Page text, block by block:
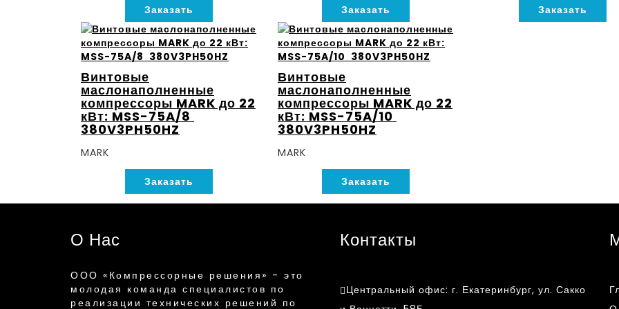
Заказать Заказать Заказать
Винтовые
маслонаполненные
компрессоры MARK до 22
кВт: MSS-75A/8
380V3PH50HZ
MARK
Заказать
Винтовые
маслонаполненные
компрессоры MARK до 22
кВт: MSS-75A/10
380V3PH50HZ
MARK
Заказать
О Нас
ООО «Компрессорные решения» - это
молодая команда специалистов по
реализации технических решений по
Контакты
Центральный офис: г. Екатеринбург, ул. Сакко